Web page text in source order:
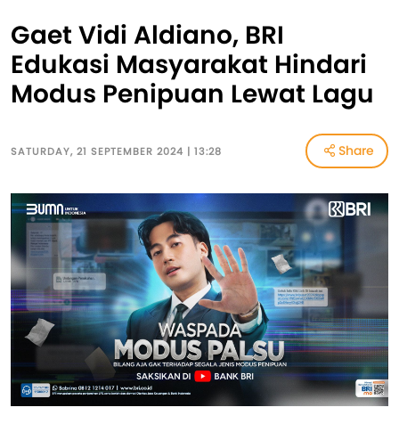
Gaet Vidi Aldiano, BRI
Edukasi Masyarakat Hindari
Modus Penipuan Lewat Lagu
SATURDAY, 21 SEPTEMBER 2024 | 13:28 Share